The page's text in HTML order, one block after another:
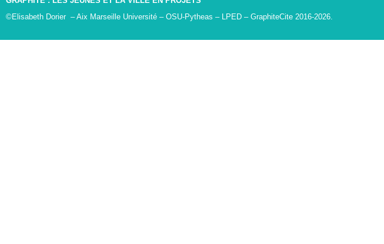
©Elisabeth Dorier – Aix Marseille Université – OSU-Pytheas – LPED – GraphiteCite 2016-2026.